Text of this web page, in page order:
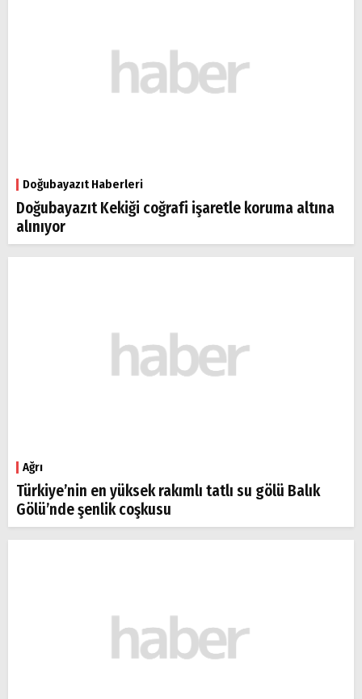
Doğubayazıt Haberleri
Doğubayazıt Kekiği coğrafi işaretle koruma altına
alınıyor
Ağrı
Türkiye’nin en yüksek rakımlı tatlı su gölü Balık
Gölü’nde şenlik coşkusu